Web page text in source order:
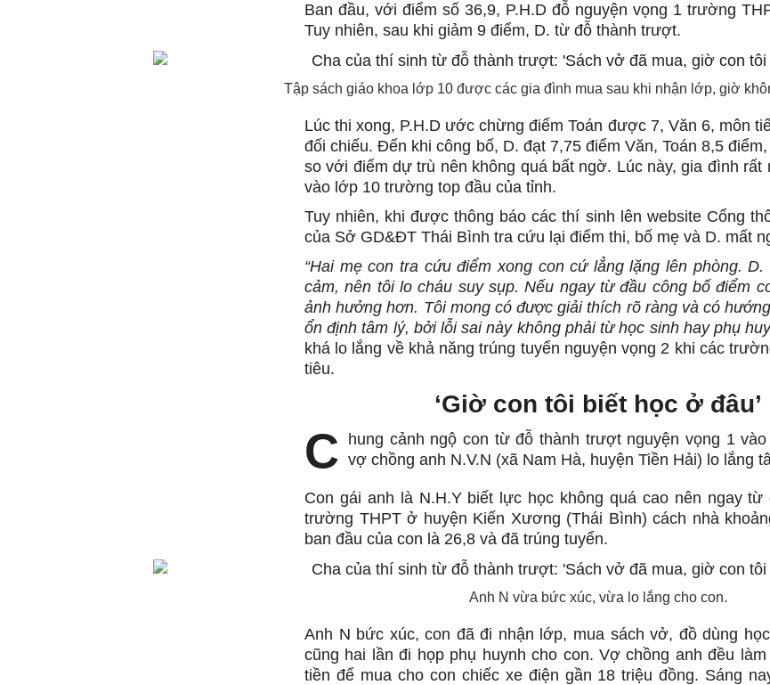
Ban đầu, với điểm số 36,9, P.H.D đỗ nguyện vọng 1 trường
Tuy nhiên, sau khi giảm 9 điểm, D. từ đỗ thành trượt.
Tập sách giáo khoa lớp 10 được các gia đình mua sau khi nhận lớp, giờ
Lúc thi xong, P.H.D ước chừng điểm Toán được 7, Văn 6, môn
đối chiếu. Đến khi công bố, D. đạt 7,75 điểm Văn, Toán 8,5
so với điểm dự trù nên không quá bất ngờ. Lúc này, gia đình rất
vào lớp 10 trường top đầu của tỉnh.
Tuy nhiên, khi được thông báo các thí sinh lên website Cổng
của Sở GD&ĐT Thái Bình tra cứu lại điểm thi, bố mẹ và D. mất
“Hai mẹ con tra cứu điểm xong con cứ lẳng lặng lên phòng. D.
cảm, nên tôi lo cháu suy sụp. Nếu ngay từ đầu công bố điểm
ảnh hưởng hơn. Tôi mong có được giải thích rõ ràng và có
ổn định tâm lý, bởi lỗi sai này không phải từ học sinh hay phụ
khá lo lắng về khả năng trúng tuyển nguyện vọng 2 khi các
tiêu.
‘Giờ con tôi biết học ở đâu’
C hung cảnh ngộ con từ đỗ thành trượt nguyện vọng 1
vợ chồng anh N.V.N (xã Nam Hà, huyện Tiền Hải) lo lắng
Con gái anh là N.H.Y biết lực học không quá cao nên ngay từ
trường THPT ở huyện Kiến Xương (Thái Bình) cách nhà
ban đầu của con là 26,8 và đã trúng tuyển.
Anh N vừa bức xúc, vừa lo lắng cho con.
Anh N bức xúc, con đã đi nhận lớp, mua sách vở, đồ dùng
cũng hai lần đi họp phụ huynh cho con. Vợ chồng anh đều
tiền để mua cho con chiếc xe điện gần 18 triệu đồng. Sáng